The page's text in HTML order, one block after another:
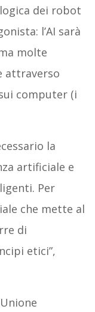
dei robot
l’AI sarà
molte
attraverso
computer (i
la
artificiale e
Per
che mette al
di
etici”,